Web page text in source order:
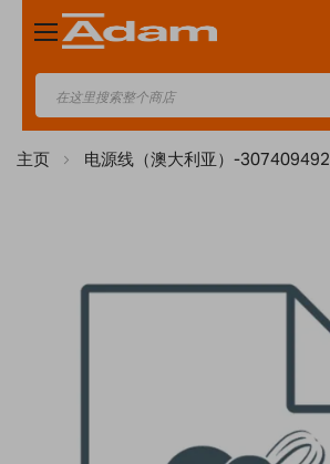
Toggle
Nav
主页 电源线（澳大利亚）-307409492